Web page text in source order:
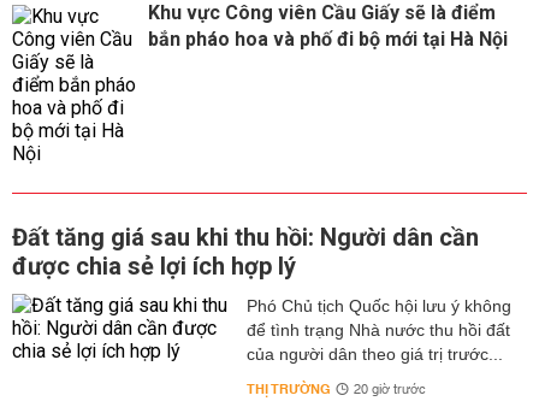
Khu vực Công viên Cầu Giấy sẽ là điểm
bắn pháo hoa và phố đi bộ mới tại Hà Nội
Đất tăng giá sau khi thu hồi: Người dân cần
được chia sẻ lợi ích hợp lý
Phó Chủ tịch Quốc hội lưu ý không
để tình trạng Nhà nước thu hồi đất
của người dân theo giá trị trước...
THỊ TRƯỜNG 20 giờ trước